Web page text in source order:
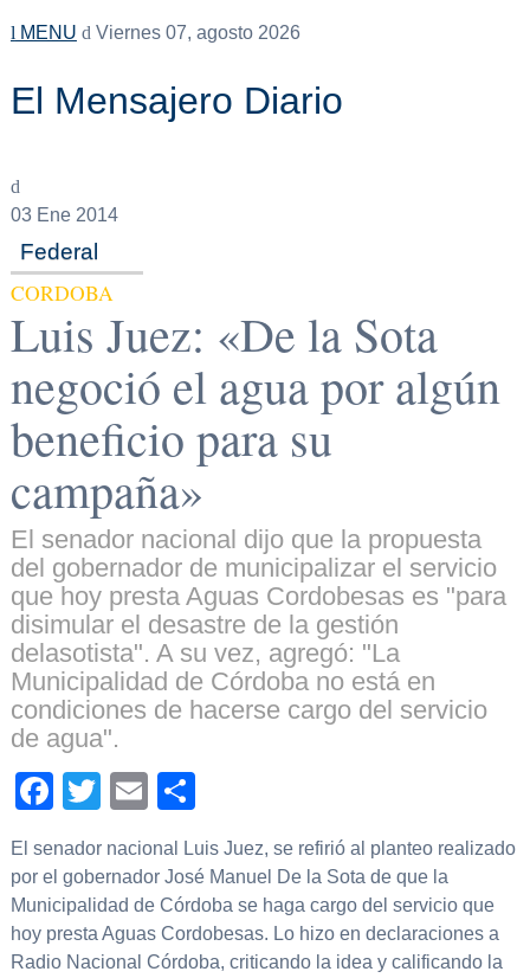
MENU Viernes 07, agosto 2026
El Mensajero Diario
03Ene 2014
Federal
CORDOBA
Luis Juez: «De la Sota
negoció el agua por algún
beneficio para su
campaña»
El senador nacional dijo que la propuesta
del gobernador de municipalizar el servicio
que hoy presta Aguas Cordobesas es "para
disimular el desastre de la gestión
delasotista". A su vez, agregó: "La
Municipalidad de Córdoba no está en
condiciones de hacerse cargo del servicio
de agua".
Facebook
TwitterEmail
El senador nacional Luis Juez, se refirió al planteo realizado
por el gobernador José Manuel De la Sota de que la
Municipalidad de Córdoba se haga cargo del servicio que
hoy presta Aguas Cordobesas. Lo hizo en declaraciones a
Radio Nacional Córdoba, criticando la idea y calificando la